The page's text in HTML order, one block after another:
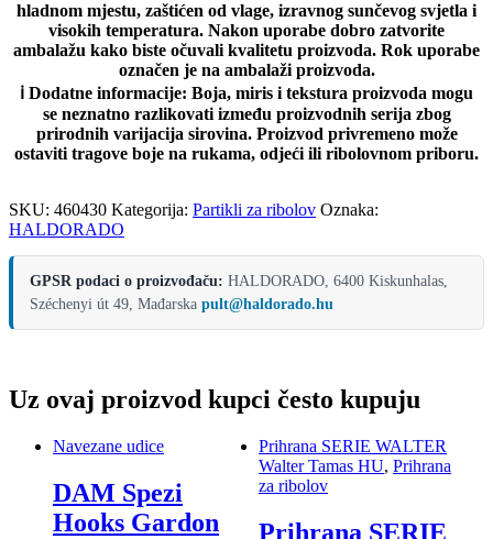
hladnom mjestu, zaštićen od vlage, izravnog sunčevog svjetla i
visokih temperatura. Nakon uporabe dobro zatvorite
ambalažu kako biste očuvali kvalitetu proizvoda. Rok uporabe
označen je na ambalaži proizvoda.
ℹ️ Dodatne informacije: Boja, miris i tekstura proizvoda mogu
se neznatno razlikovati između proizvodnih serija zbog
prirodnih varijacija sirovina. Proizvod privremeno može
ostaviti tragove boje na rukama, odjeći ili ribolovnom priboru.
SKU: 460430 Kategorija: Partikli za ribolov Oznaka:
HALDORADO
GPSR podaci o proizvođaču: HALDORADO, 6400 Kiskunhalas,
Széchenyi út 49, Mađarska pult@haldorado.hu
Uz ovaj proizvod kupci često kupuju
Navezane udice
DAM Spezi
Hooks Gardon
Prihrana SERIE WALTER
Walter Tamas HU, Prihrana
za ribolov
Prihrana SERIE